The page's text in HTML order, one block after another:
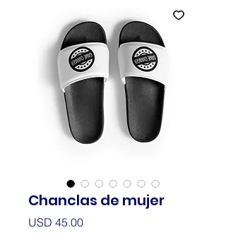
Chanclas de mujer
USD 45.00Precio